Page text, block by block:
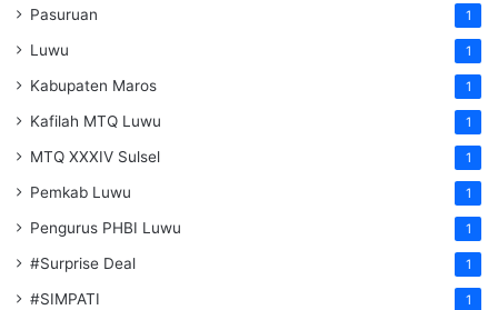
Pasuruan 1
Luwu 1
Kabupaten Maros 1
Kafilah MTQ Luwu 1
MTQ XXXIV Sulsel 1
Pemkab Luwu 1
Pengurus PHBI Luwu 1
#Surprise Deal 1
#SIMPATI 1